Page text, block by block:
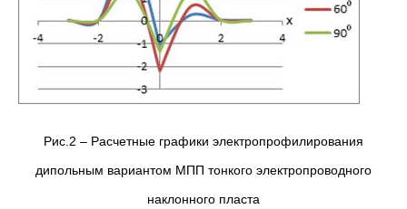
Рис.2 – Расчетные графики электропрофилирования
дипольным вариантом МПП тонкого электропроводного
наклонного пласта